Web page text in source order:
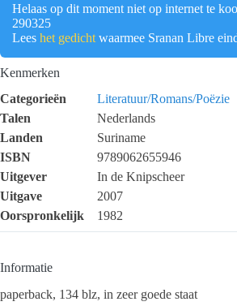
Helaas op dit moment niet op internet te
290325
Lees het gedicht waarmee Sranan Libre
Kenmerken
Categorieën
Literatuur/Romans/Poëzie
Talen
Nederlands
Landen
Suriname
ISBN
9789062655946
Uitgever
In de Knipscheer
Uitgave
2007
Oorspronkelijk
1982
Informatie
paperback, 134 blz, in zeer goede staat